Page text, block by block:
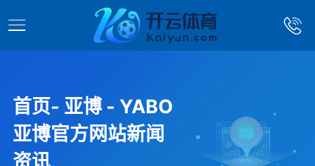
首页- 亚博 - YABO
亚博官方网站新闻
资讯